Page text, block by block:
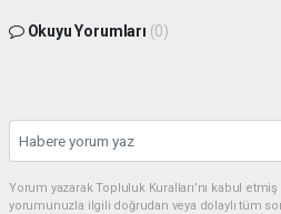
Okuyu Yorumları (0)
Yorum yazarak Topluluk Kuralları’nı kabul etmiş
yorumunuzla ilgili doğrudan veya dolaylı tüm